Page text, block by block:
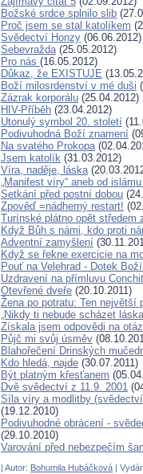
Božské srdce splnilo slib
Proč jsem se stal katolíkem
Svědectví Honzy (06.06.2012)
Sebevražda(25.05.2012)
Pro nás (16.05.2012)
Důkaz, že EXISTUJE
Boží milosrdenství v mé duši
Zázrak korporálu (25.04.2012)
HIV-Příběh (23.04.2012)
Utonulý symbol 20. století
Podivuhodná Boží znamení
Na svatého Prokopa
Jsem katolík (31.03.2012)
Víra, naděje, láska
„Manifest víry“ aneb od
Setkání před postní dobou
Zpověď =nádherný restart!
Turínské plátno opět středem
Když Bůh s námi, kdo proti
Adventní zamyšlení
Když se řekne exercicie na
Pouť na Velehrad - Dotek
Uzdravení na přímluvu
Otevřené dveře (20.10.2011)
Žena po potratu: Ten největší
„Nikdy ti nebude scházet
Získala jsem odpovědi na
Půjč mi svůj úsměv
Blahořečení Drinských
Kdo hledá, najde (30.07.2011)
Být platným křesťanem
Dvě svědectví z 11.9. 2001
Síla víry a modlitby
(19.12.2010)
Podivuhodné obrácení -
(29.10.2010)
Varování před nebezpečím
| Autor: Bohumila Hubáčková |